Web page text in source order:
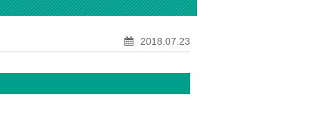
2018.07.23